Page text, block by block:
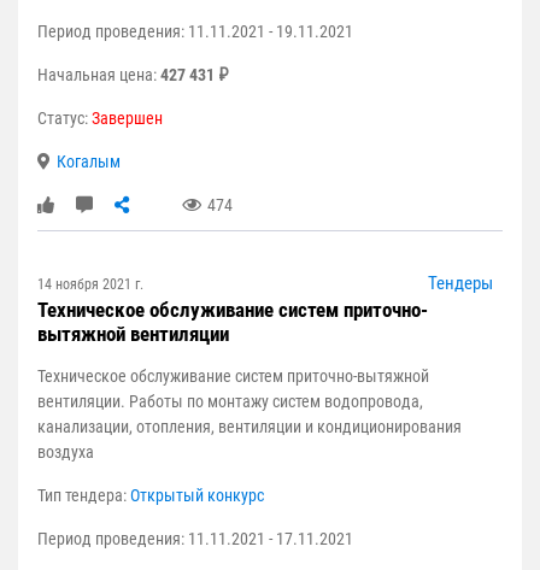
Период проведения: 11.11.2021 - 19.11.2021
Начальная цена:427 431 ₽
Статус:Завершен
Когалым
474
14 ноября 2021 г. Тендеры
Техническое обслуживание систем приточно-
вытяжной вентиляции
Техническое обслуживание систем приточно-вытяжной
вентиляции. Работы по монтажу систем водопровода,
канализации, отопления, вентиляции и кондиционирования
воздуха
Тип тендера:Открытый конкурс
Период проведения: 11.11.2021 - 17.11.2021